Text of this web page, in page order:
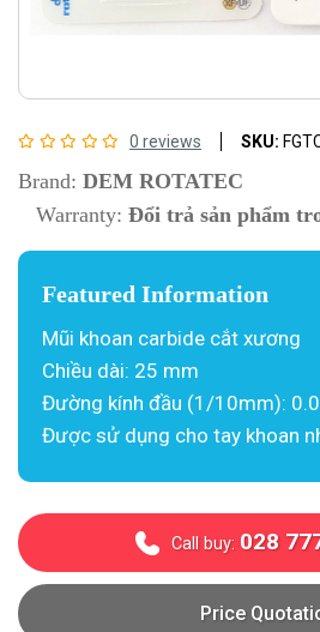
0 reviews SKU:
Brand: DEM ROTATEC
Warranty: Đổi trả sản phẩm
Featured Information
Mũi khoan carbide cắt xương
Chiều dài: 25 mm
Đường kính đầu (1/10mm):
Được sử dụng cho tay khoan
Call buy: 028
Price